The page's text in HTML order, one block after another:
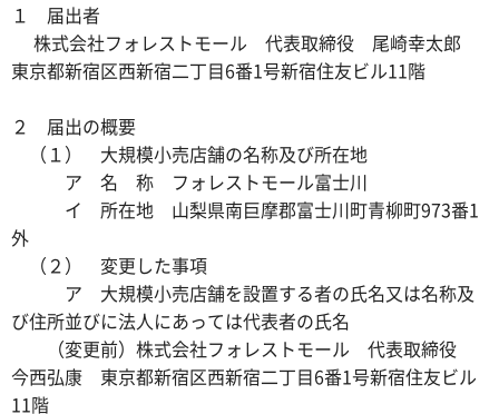
１ 届出者
株式会社フォレストモール 代表取締役 尾崎幸太郎
東京都新宿区西新宿二丁目6番1号新宿住友ビル11階
２ 届出の概要
（１） 大規模小売店舗の名称及び所在地
ア 名 称 フォレストモール富士川
イ 所在地 山梨県南巨摩郡富士川町青柳町973番1
外
（２） 変更した事項
ア 大規模小売店舗を設置する者の氏名又は名称及
び住所並びに法人にあっては代表者の氏名
（変更前）株式会社フォレストモール 代表取締役
今西弘康 東京都新宿区西新宿二丁目6番1号新宿住友ビル
11階